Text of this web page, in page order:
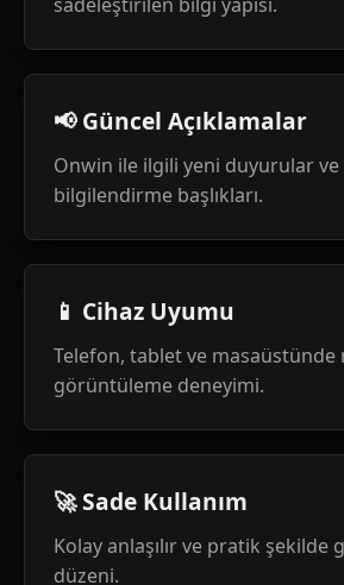
📢 Güncel Açıklamalar
Onwin ile ilgili yeni duyurular
bilgilendirme başlıkları.
📱 Cihaz Uyumu
Telefon, tablet ve masaüstünde
görüntüleme deneyimi.
🚀 Sade Kullanım
Kolay anlaşılır ve pratik şekilde
düzeni.